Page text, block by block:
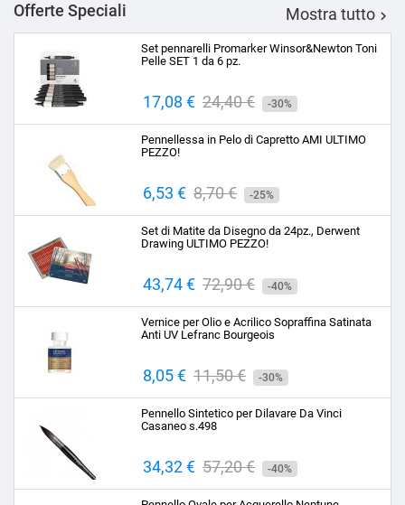
Offerte Speciali Mostra tutto 
Set pennarelli Promarker Winsor&Newton Toni
Pelle SET 1 da 6 pz.
Prezzo
17,08 € Prezzo
base
24,40 € -30%
Pennellessa in Pelo di Capretto AMI ULTIMO
PEZZO!
Prezzo
6,53 € Prezzo
base
8,70 € -25%
Set di Matite da Disegno da 24pz., Derwent
Drawing ULTIMO PEZZO!
Prezzo
43,74 € Prezzo
base
72,90 € -40%
Vernice per Olio e Acrilico Sopraffina Satinata
Anti UV Lefranc Bourgeois
Prezzo
8,05 € Prezzo
base
11,50 € -30%
Pennello Sintetico per Dilavare Da Vinci
Casaneo s.498
Prezzo
34,32 € Prezzo
base
57,20 € -40%